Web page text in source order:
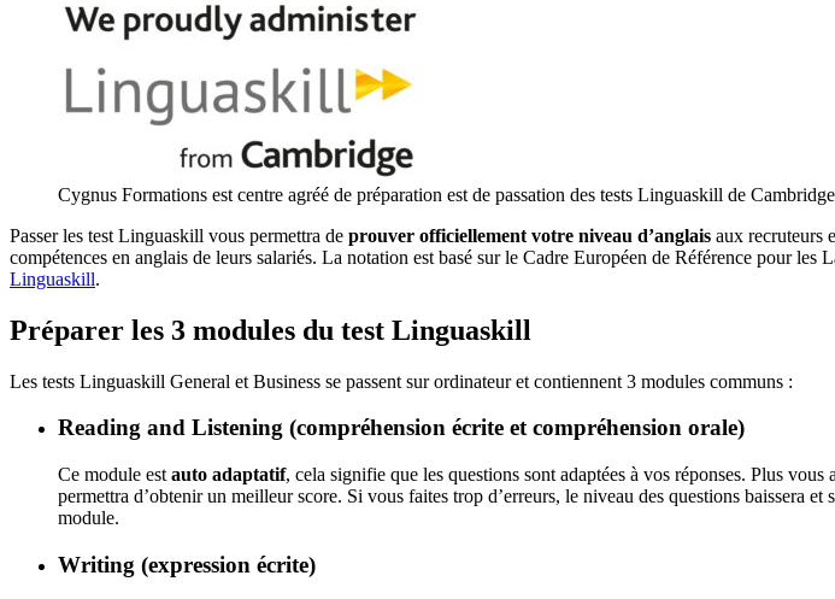
Cygnus Formations est centre agréé de préparation est de passation des tests Linguaskill de Cambridge
Passer les test Linguaskill vous permettra de prouver officiellement votre niveau d’anglais aux recruteurs
compétences en anglais de leurs salariés. La notation est basé sur le Cadre Européen de Référence pour
Linguaskill.
Préparer les 3 modules du test Linguaskill
Les tests Linguaskill General et Business se passent sur ordinateur et contiennent 3 modules communs :
Reading and Listening (compréhension écrite et compréhension orale)
Ce module est auto adaptatif, cela signifie que les questions sont adaptées à vos réponses. Plus
permettra d’obtenir un meilleur score. Si vous faites trop d’erreurs, le niveau des questions baissera
module.
Writing (expression écrite)